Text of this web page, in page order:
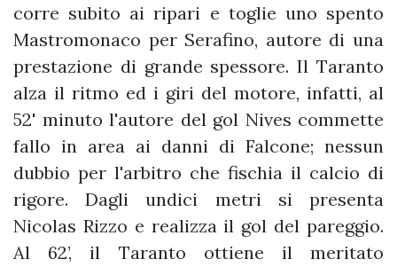
corre subito ai ripari e toglie uno spento
Mastromonaco per Serafino, autore di una
prestazione di grande spessore. Il Taranto
alza il ritmo ed i giri del motore, infatti, al
52' minuto l'autore del gol Nives commette
fallo in area ai danni di Falcone; nessun
dubbio per l'arbitro che fischia il calcio di
rigore. Dagli undici metri si presenta
Nicolas Rizzo e realizza il gol del pareggio.
Al 62’, il Taranto ottiene il meritato